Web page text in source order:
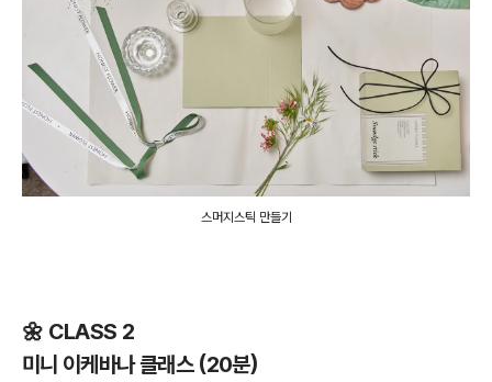
스머지스틱 만들기
🌼 CLASS 2
미니 이케바나 클래스 (20분)